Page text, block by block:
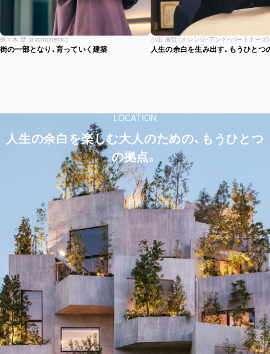
佐々木 慧 (axonometric)
街の一部となり、育っていく建築
小山 薫堂 (オレンジ・アンド・パートナーズ)
人生の余白を生み出す、もうひとつ
LOCATION
人生の余白を楽しむ大人のための、もうひとつ
の拠点。